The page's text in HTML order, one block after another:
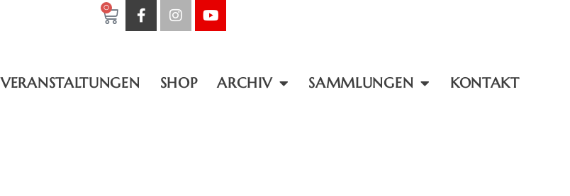
0
VERANSTALTUNGEN SHOP ARCHIV SAMMLUNGEN KONTAKT